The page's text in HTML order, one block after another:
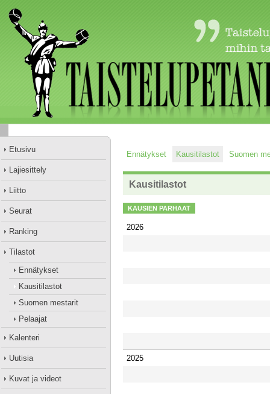
Etusivu
Lajiesittely
Liitto
Seurat
Ranking
Tilastot
Ennätykset
Kausitilastot
Suomen mestarit
Pelaajat
Kalenteri
Uutisia
Kuvat ja videot
Ennätykset Kausitilastot Suomen
Kausitilastot
KAUSIEN PARHAAT
2026
2025